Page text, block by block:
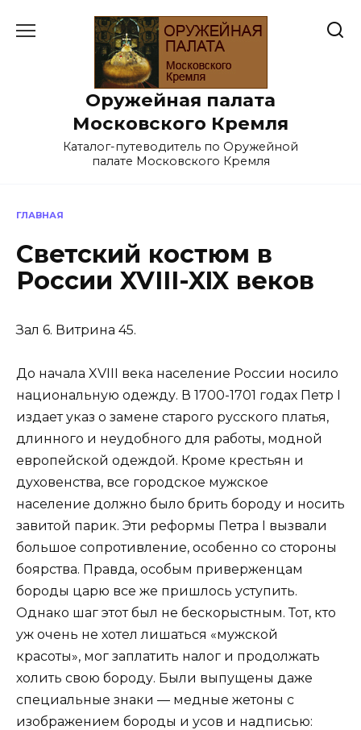
Оружейная палата
Московского Кремля
Каталог-путеводитель по Оружейной
палате Московского Кремля
ГЛАВНАЯ
Светский костюм в
России XVIII-XIX веков
Зал 6. Витрина 45.
До начала XVIII века население России носило
национальную одежду. В 1700-1701 годах Петр I
издает указ о замене старого русского платья,
длинного и неудобного для работы, модной
европейской одеждой. Кроме крестьян и
духовенства, все городское мужское
население должно было брить бороду и носить
завитой парик. Эти реформы Петра I вызвали
большое сопротивление, особенно со стороны
боярства. Правда, особым приверженцам
бороды царю все же пришлось уступить.
Однако шаг этот был не бескорыстным. Тот, кто
уж очень не хотел лишаться «мужской
красоты», мог заплатить налог и продолжать
холить свою бороду. Были выпущены даже
специальные знаки — медные жетоны с
изображением бороды и усов и надписью: